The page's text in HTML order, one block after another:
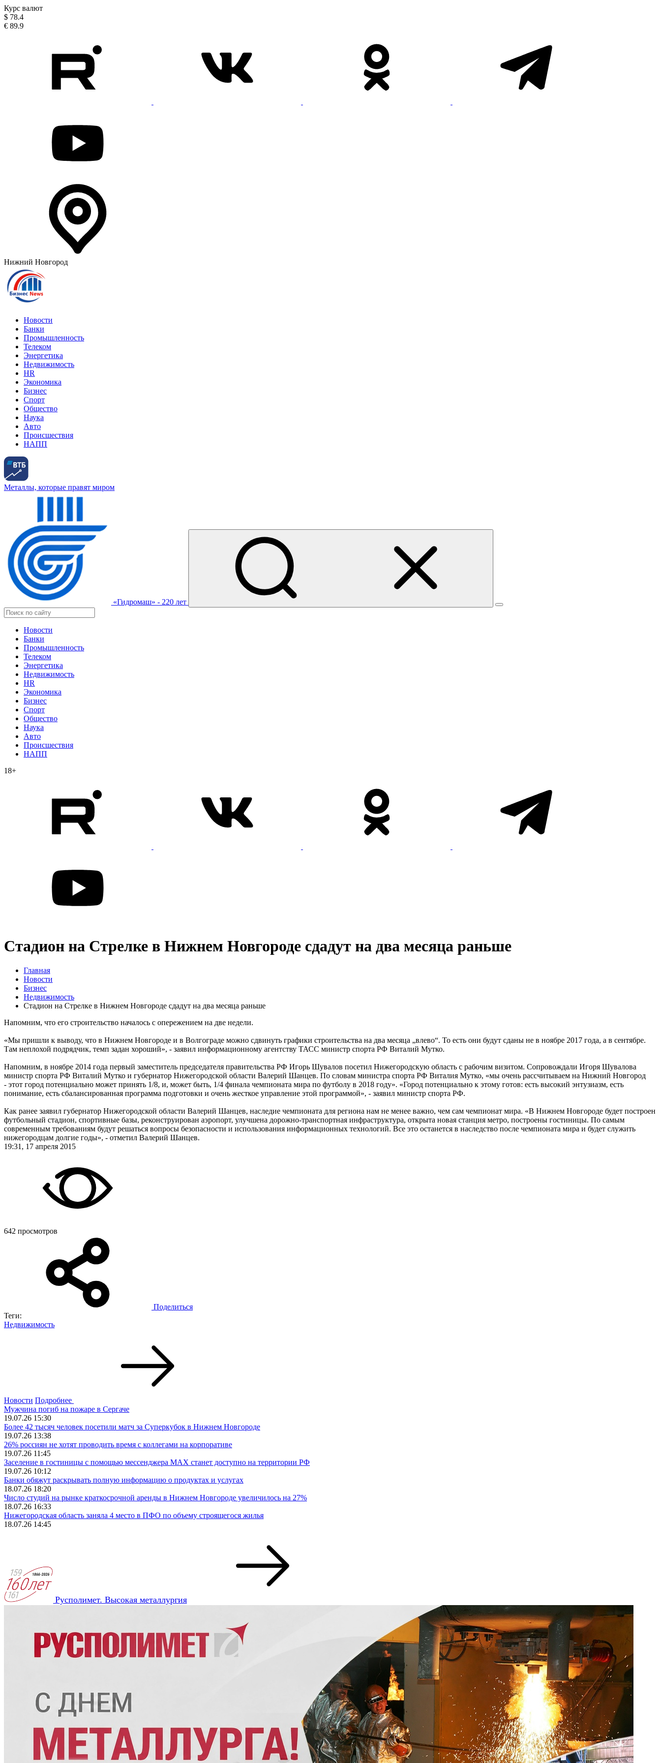
Курс валют
$ 78.4
€ 89.9
Нижний Новгород
Новости
Банки
Промышленность
Телеком
Энергетика
Недвижимость
HR
Экономика
Бизнес
Спорт
Общество
Наука
Авто
Происшествия
НАПП
Металлы, которые правят миром
«Гидромаш» - 220 лет
Новости
Банки
Промышленность
Телеком
Энергетика
Недвижимость
HR
Экономика
Бизнес
Спорт
Общество
Наука
Авто
Происшествия
НАПП
18+
Стадион на Стрелке в Нижнем Новгороде сдадут на два месяца раньше
Главная
Новости
Бизнес
Недвижимость
Стадион на Стрелке в Нижнем Новгороде сдадут на два месяца раньше
Напомним, что его строительство началось с опережением на две недели.
«Мы пришли к выводу, что в Нижнем Новгороде и в Волгограде можно сдвинуть графики строительства на два месяца „влево“. То есть они будут сданы не в ноябре 2017 года, а в сентябре.
Там неплохой подрядчик, темп задан хороший», - заявил информационному агентству ТАСС министр спорта РФ Виталий Мутко.
Напомним, в ноябре 2014 года первый заместитель председателя правительства РФ Игорь Шувалов посетил Нижегородскую область с рабочим визитом. Сопровождали Игоря Шувалова
министр спорта РФ Виталий Мутко и губернатор Нижегородской области Валерий Шанцев. По словам министра спорта РФ Виталия Мутко, «мы очень рассчитываем на Нижний Новгород
- этот город потенциально может принять 1/8, и, может быть, 1/4 финала чемпионата мира по футболу в 2018 году». «Город потенциально к этому готов: есть высокий энтузиазм, есть
понимание, есть сбалансированная программа подготовки и очень жесткое управление этой программой», - заявил министр спорта РФ.
Как ранее заявил губернатор Нижегородской области Валерий Шанцев, наследие чемпионата для региона нам не менее важно, чем сам чемпионат мира. «В Нижнем Новгороде будет построен
футбольный стадион, спортивные базы, реконструирован аэропорт, улучшена дорожно-транспортная инфраструктура, открыта новая станция метро, построены гостиницы. По самым
современным требованиям будут решаться вопросы безопасности и использования информационных технологий. Все это останется в наследство после чемпионата мира и будет служить
нижегородцам долгие годы», - отметил Валерий Шанцев.
19:31, 17 апреля 2015
642 просмотров
Поделиться
Теги:
Недвижимость
Новости Подробнее
Мужчина погиб на пожаре в Сергаче
19.07.26 15:30
Более 42 тысяч человек посетили матч за Суперкубок в Нижнем Новгороде
19.07.26 13:38
26% россиян не хотят проводить время с коллегами на корпоративе
19.07.26 11:45
Заселение в гостиницы с помощью мессенджера MAX станет доступно на территории РФ
19.07.26 10:12
Банки обяжут раскрывать полную информацию о продуктах и услугах
18.07.26 18:20
Число студий на рынке краткосрочной аренды в Нижнем Новгороде увеличилось на 27%
18.07.26 16:33
Нижегородская область заняла 4 место в ПФО по объему строящегося жилья
18.07.26 14:45
Русполимет. Высокая металлургия